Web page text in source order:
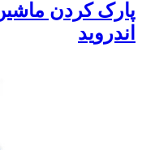
اندروید